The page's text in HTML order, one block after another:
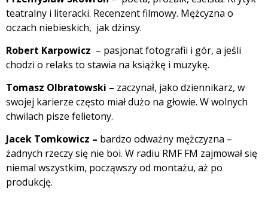
teatralny i literacki. Recenzent filmowy. Mężcyzna o
oczach niebieskich, jak dżinsy.
Robert Karpowicz – pasjonat fotografii i gór, a jeśli
chodzi o relaks to stawia na książkę i muzykę.
Tomasz Olbratowski – zaczynał, jako dziennikarz, w
swojej karierze często miał dużo na głowie. W wolnych
chwilach pisze felietony.
Jacek Tomkowicz – bardzo odważny mężczyzna –
żadnych rzeczy się nie boi. W radiu RMF FM zajmował się
niemal wszystkim, począwszy od montażu, aż po
produkcję.